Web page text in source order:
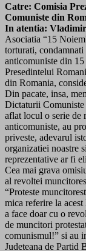
Catre: Comisia
Comuniste din
In atentia:
Asociatia “15
torturati,
anticomuniste din
Presedintelui
din Romania,
Din pacate, insa,
Dictaturii Comuniste
aflat locul o serie de
anticomuniste, au
priveste, adevarul
organizatiei noastre
reprezentative ar fi
Cea mai grava
al revoltei
“Proteste
mica referire la
a face doar cu o
de muncitori
comunismul!” si au
Judeteana de Partid